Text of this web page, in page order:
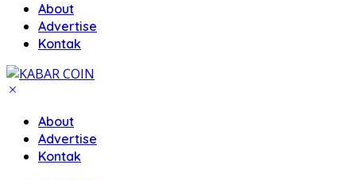
About
Advertise
Kontak
About
Advertise
Kontak